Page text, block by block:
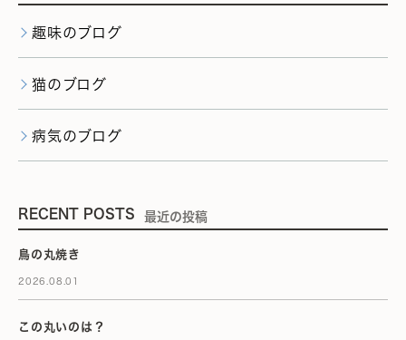
趣味のブログ
猫のブログ
病気のブログ
RECENT POSTS 最近の投稿
鳥の丸焼き
2026.08.01
この丸いのは？